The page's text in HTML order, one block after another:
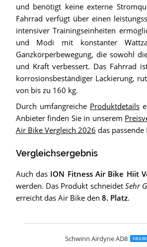
und benötigt keine externe
Fahrrad verfügt über einen
intensiver Trainingseinheiten
und Modi mit konstanter
Ganzkörperbewegung, die sowohl
und Kraft verbessert. Das Fahrrad
korrosionsbeständiger Lackierung,
von bis zu 160 kg.
Durch umfangreiche Produktdetails
Anbieter finden Sie in unserem
Air Bike Vergleich 2026 das passende
Vergleichsergebnis
Auch das ION Fitness Air Bike Hiit
werden. Das Produkt schneidet Sehr
erreicht das Air Bike den 8. Platz.
Schwinn Airdyne AD8 SIEGER